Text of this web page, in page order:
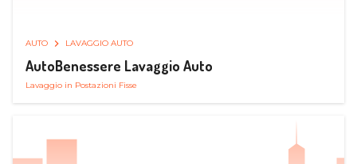
AUTO LAVAGGIO AUTO
AutoBenessere Lavaggio Auto
Lavaggio in Postazioni Fisse